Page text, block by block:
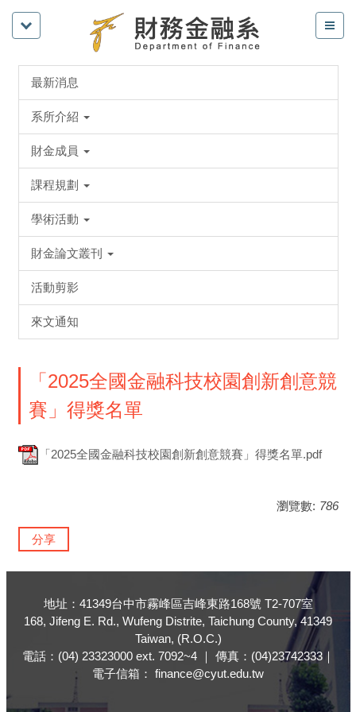
最新消息
系所介紹
財金成員
課程規劃
學術活動
財金論文叢刊
活動剪影
來文通知
「2025全國金融科技校園創新創意競
賽」得獎名單
「2025全國金融科技校園創新創意競賽」得獎名單.pdf
瀏覽數: 786
分享
地址：41349台中市霧峰區吉峰東路168號 T2-707室
168, Jifeng E. Rd., Wufeng Distrite, Taichung County, 41349
Taiwan, (R.O.C.)
電話：(04) 23323000 ext. 7092~4 ｜ 傳真：(04)23742333｜
電子信箱： finance@cyut.edu.tw